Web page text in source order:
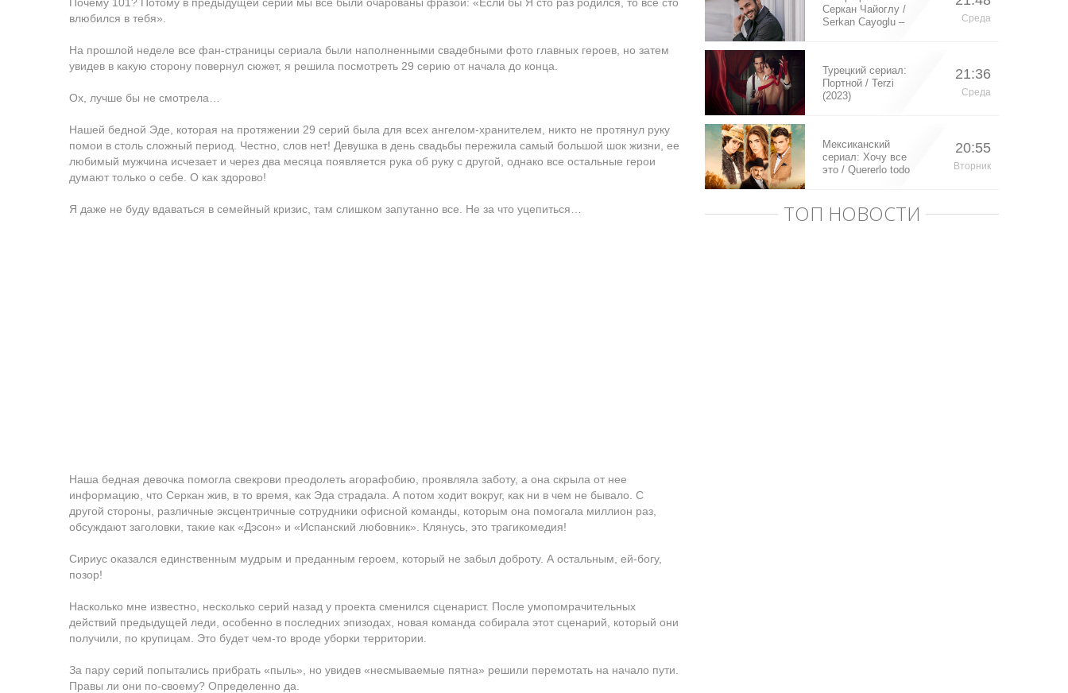
влюбился в тебя».
На прошлой неделе все фан-страницы сериала были наполненными свадебными фото главных героев, но затем
увидев в какую сторону повернул сюжет, я решила посмотреть 29 серию от начала до конца.
Ох, лучше бы не смотрела…
Нашей бедной Эде, которая на протяжении 29 серий была для всех ангелом-хранителем, никто не протянул руку
помои в столь сложный период. Честно, слов нет! Девушка в день свадьбы пережила самый большой шок жизни, ее
любимый мужчина исчезает и через два месяца появляется рука об руку с другой, однако все остальные герои
думают только о себе. О как здорово!
Я даже не буду вдаваться в семейный кризис, там слишком запутанно все. Не за что уцепиться…
Наша бедная девочка помогла свекрови преодолеть агорафобию, проявляла заботу, а она скрыла от нее
информацию, что Серкан жив, в то время, как Эда страдала. А потом ходит вокруг, как ни в чем не бывало. С
другой стороны, различные эксцентричные сотрудники офисной команды, которым она помогала миллион раз,
обсуждают заголовки, такие как «Дэсон» и «Испанский любовник». Клянусь, это трагикомедия!
Сириус оказался единственным мудрым и преданным героем, который не забыл доброту. А остальным, ей-богу,
позор!
Насколько мне известно, несколько серий назад у проекта сменился сценарист. После умопомрачительных
действий предыдущей леди, особенно в последних эпизодах, новая команда собирала этот сценарий, который они
получили, по крупицам. Это будет чем-то вроде уборки территории.
За пару серий попытались прибрать «пыль», но увидев «несмываемые пятна» решили перемотать на начало пути.
Правы ли они по-своему? Определенно да.
Серкан Чайоглу /
Serkan Cayoglu –
Среда
Турецкий сериал:
Портной / Terzi
(2023)
21:36
Среда
Мексиканский
сериал: Хочу все
это / Quererlo todo
20:55
Вторник
ТОП НОВОСТИ